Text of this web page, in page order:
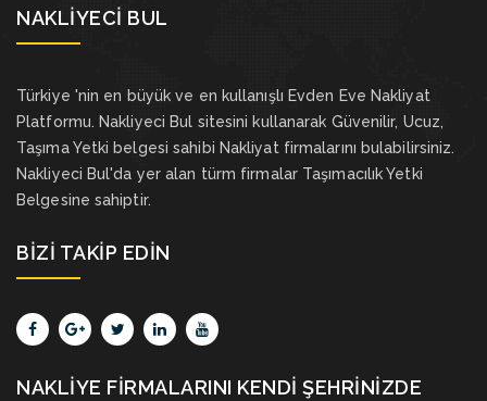
NAKLIYECI BUL
Türkiye 'nin en büyük ve en kullanışlı Evden Eve Nakliyat
Platformu. Nakliyeci Bul sitesini kullanarak Güvenilir, Ucuz,
Taşıma Yetki belgesi sahibi Nakliyat firmalarını bulabilirsiniz.
Nakliyeci Bul'da yer alan türm firmalar Taşımacılık Yetki
Belgesine sahiptir.
BIZI TAKIP EDIN
NAKLIYE FIRMALARINI KENDI ŞEHRINIZDE